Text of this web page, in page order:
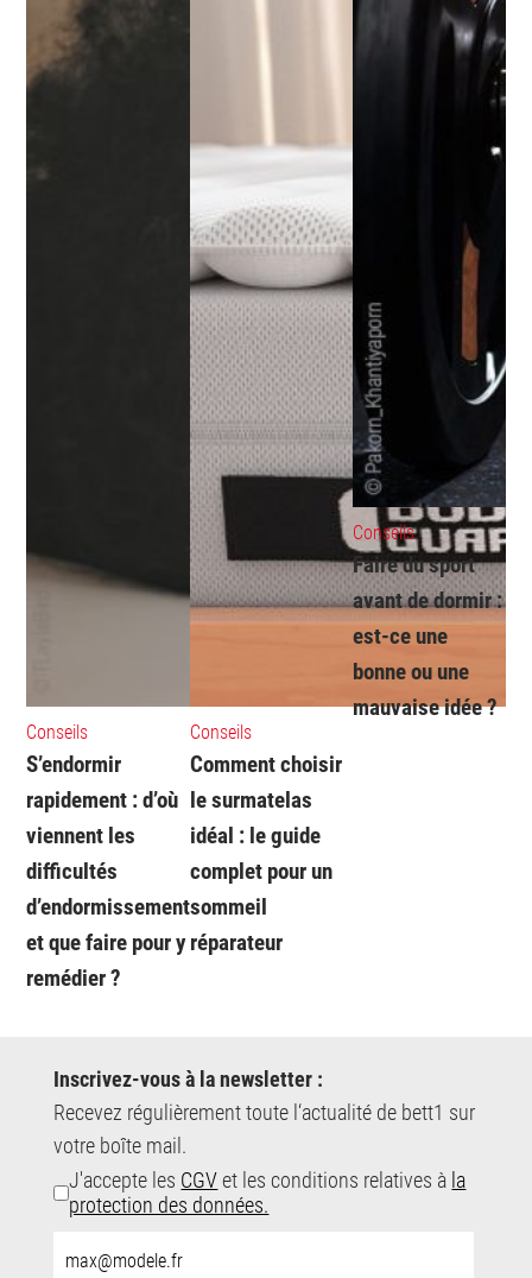
Conseils
S’endormir
rapidement : d’où
viennent les
difficultés
d’endormissement
et que faire pour y
remédier ?
Conseils
Comment choisir
le surmatelas
idéal : le guide
complet pour un
sommeil
réparateur
Conseils
Faire du sport
avant de dormir :
est-ce une
bonne ou une
mauvaise idée ?
Inscrivez-vous à la newsletter :
Recevez régulièrement toute l‘actualité de bett1 sur
votre boîte mail.
J'accepte les CGVet les conditions relatives à la
protection des données.
Mail-